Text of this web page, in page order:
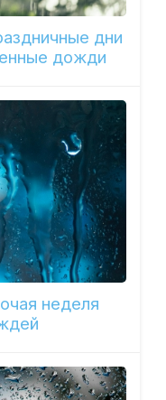
дни
дожди
неделя